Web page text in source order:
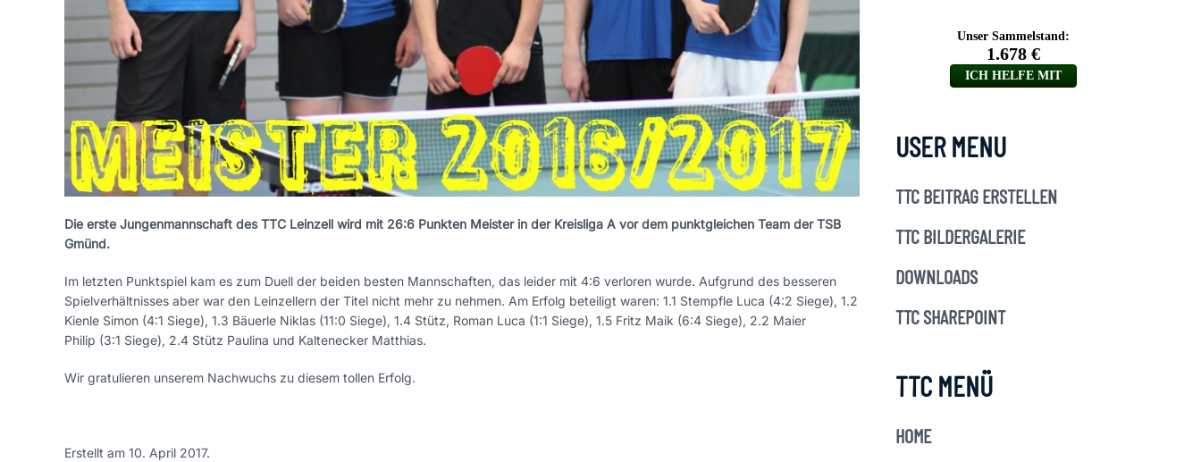
Die erste Jungenmannschaft des TTC Leinzell wird mit 26:6 Punkten Meister in der Kreisliga A vor dem punktgleichen Team der TSB
Gmünd.
Im letzten Punktspiel kam es zum Duell der beiden besten Mannschaften, das leider mit 4:6 verloren wurde. Aufgrund des besseren
Spielverhältnisses aber war den Leinzellern der Titel nicht mehr zu nehmen. Am Erfolg beteiligt waren: 1.1 Stempfle Luca (4:2 Siege), 1.2
Kienle Simon (4:1 Siege), 1.3 Bäuerle Niklas (11:0 Siege), 1.4 Stütz, Roman Luca (1:1 Siege), 1.5 Fritz Maik (6:4 Siege), 2.2 Maier
Philip (3:1 Siege), 2.4 Stütz Paulina und Kaltenecker Matthias.
Wir gratulieren unserem Nachwuchs zu diesem tollen Erfolg.
Erstellt am 10. April 2017.
USER MENU
TTC BEITRAG ERSTELLEN
TTC BILDERGALERIE
DOWNLOADS
TTC SHAREPOINT
TTC MENÜ
HOME